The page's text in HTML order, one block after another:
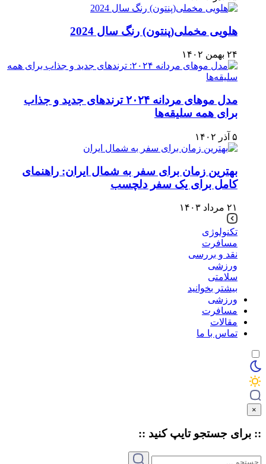
هلویی مخملی(پنتون) رنگ سال 2024
۲۴ بهمن ۱۴۰۲
مدل موهای مردانه ۲۰۲۴ ترندهای جدید و جذاب
برای همه سلیقه‌ها
۵ آذر ۱۴۰۲
بهترین زمان برای سفر به شمال ایران: راهنمای
کامل برای یک سفر دلچسب
۲۱ مرداد ۱۴۰۳
تکنولوژی
مسافرت
نقد و بررسی
ورزشی
سلامتی
بیشتر بخوانید
ورزشی
مسافرت
مقالات
تماس با ما
×
:: برای جستجو تایپکنید ::